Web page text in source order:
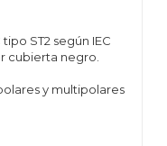
ST2 según IEC
cubierta negro.
y multipolares